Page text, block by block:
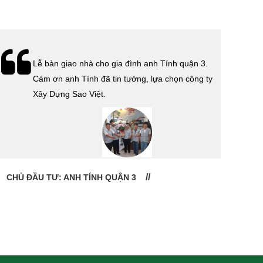
Lễ bàn giao nhà cho gia đình anh Tính quận 3.
Cám ơn anh Tính đã tin tưởng, lựa chọn công ty
Xây Dựng Sao Việt.
CHỦ ĐẦU TƯ: ANH TÍNH QUẬN 3